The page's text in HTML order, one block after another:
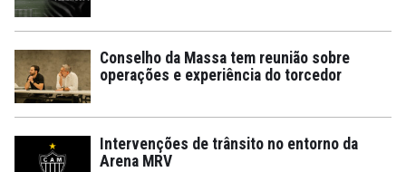
Conselho da Massa tem reunião sobre
operações e experiência do torcedor
Intervenções de trânsito no entorno da
Arena MRV